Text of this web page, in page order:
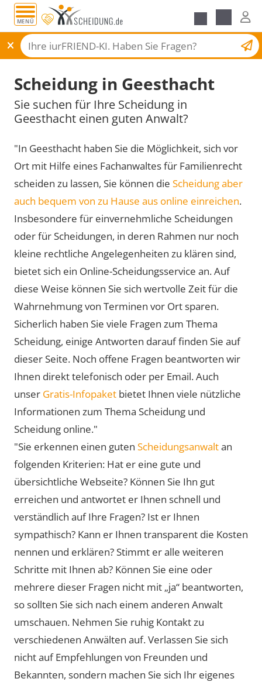
MENÜ
Scheidungsantrag
Scheidung in Geesthacht
Sie suchen für Ihre Scheidung in
Geesthacht einen guten Anwalt?
"In Geesthacht haben Sie die Möglichkeit, sich vor
Ort mit Hilfe eines Fachanwaltes für Familienrecht
scheiden zu lassen, Sie können die Scheidung aber
auch bequem von zu Hause aus online einreichen.
Insbesondere für einvernehmliche Scheidungen
oder für Scheidungen, in deren Rahmen nur noch
kleine rechtliche Angelegenheiten zu klären sind,
bietet sich ein Online-Scheidungsservice an. Auf
diese Weise können Sie sich wertvolle Zeit für die
Wahrnehmung von Terminen vor Ort sparen.
Sicherlich haben Sie viele Fragen zum Thema
Scheidung, einige Antworten darauf finden Sie auf
dieser Seite. Noch offene Fragen beantworten wir
Ihnen direkt telefonisch oder per Email. Auch
unser Gratis-Infopaket bietet Ihnen viele nützliche
Informationen zum Thema Scheidung und
Scheidung online."
"Sie erkennen einen guten Scheidungsanwaltan
folgenden Kriterien: Hat er eine gute und
übersichtliche Webseite? Können Sie Ihn gut
erreichen und antwortet er Ihnen schnell und
verständlich auf Ihre Fragen? Ist er Ihnen
sympathisch? Kann er Ihnen transparent die Kosten
nennen und erklären? Stimmt er alle weiteren
Schritte mit Ihnen ab? Können Sie eine oder
mehrere dieser Fragen nicht mit „ja“ beantworten,
so sollten Sie sich nach einem anderen Anwalt
umschauen. Nehmen Sie ruhig Kontakt zu
verschiedenen Anwälten auf. Verlassen Sie sich
nicht auf Empfehlungen von Freunden und
Bekannten, sondern machen Sie sich Ihr eigenes